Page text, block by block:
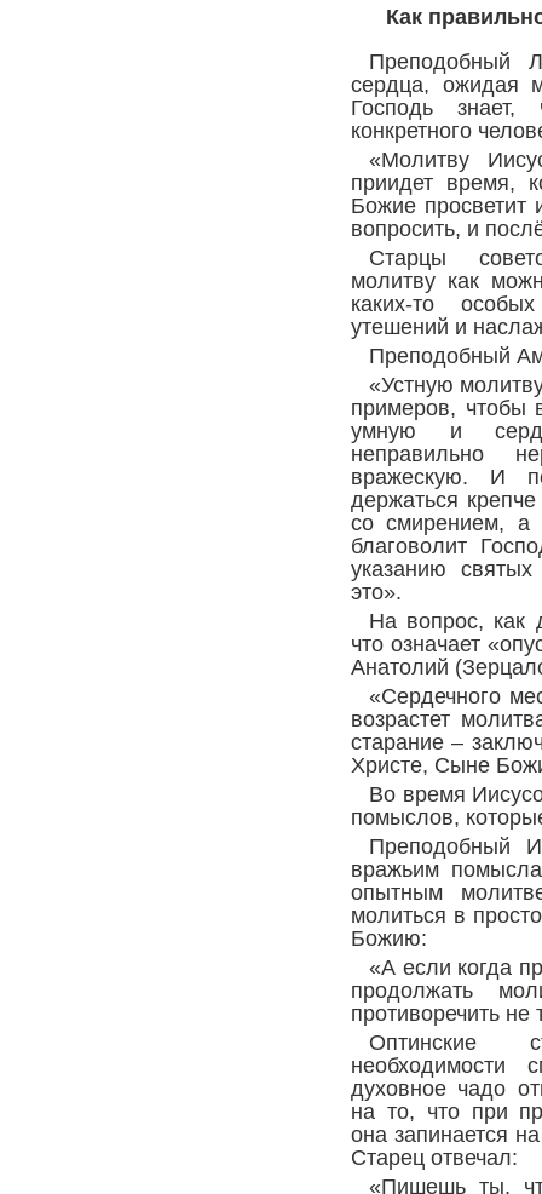
Как
Преподобный
сердца, ожидая
Господь
конкретного
«Молитву
приидет время,
Божие просветит
вопросить, и
Старцы
молитву как
каких-то
утешений и
Преподобный
«Устную
примеров, чтобы
умную и
неправильно
вражескую. И
держаться
со смирением, а
благоволит
указанию
это».
На вопрос, как
что означает
Анатолий
«Сердечного
возрастет
старание –
Христе, Сыне
Во время
помыслов,
Преподобный
вражьим
опытным
молиться в
Божию:
«А если когда
продолжать
противоречить
Оптинские
необходимости
духовное чадо
на то, что при
она запинается
Старец отвечал:
«Пишешь ты,